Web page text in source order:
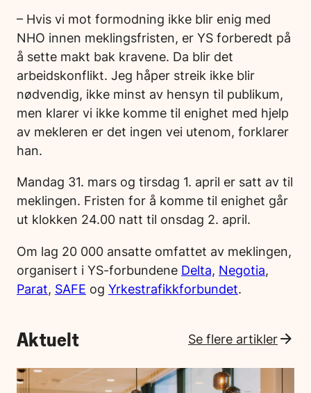
– Hvis vi mot formodning ikke blir enig med
NHO innen meklingsfristen, er YS forberedt på
å sette makt bak kravene. Da blir det
arbeidskonflikt. Jeg håper streik ikke blir
nødvendig, ikke minst av hensyn til publikum,
men klarer vi ikke komme til enighet med hjelp
av mekleren er det ingen vei utenom, forklarer
han.
Mandag 31. mars og tirsdag 1. april er satt av til
meklingen. Fristen for å komme til enighet går
ut klokken 24.00 natt til onsdag 2. april.
Om lag 20 000 ansatte omfattet av meklingen,
organisert i YS-forbundene Delta, Negotia,
Parat, SAFE og Yrkestrafikkforbundet.
Aktuelt Se flere artikler